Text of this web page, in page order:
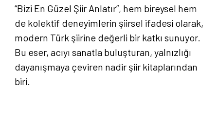
“Bizi En Güzel Şiir Anlatır”, hem bireysel hem
de kolektif deneyimlerin şiirsel ifadesi olarak,
modern Türk şiirine değerli bir katkı sunuyor.
Bu eser, acıyı sanatla buluşturan, yalnızlığı
dayanışmaya çeviren nadir şiir kitaplarından
biri.